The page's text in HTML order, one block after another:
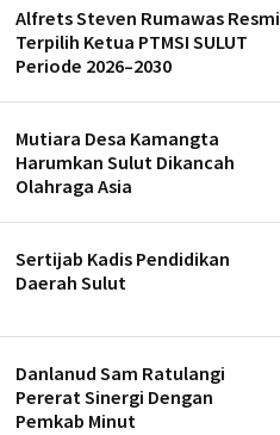
Alfrets Steven Rumawas Resmi
Terpilih Ketua PTMSI SULUT
Periode 2026–2030
Mutiara Desa Kamangta
Harumkan Sulut Dikancah
Olahraga Asia
Sertijab Kadis Pendidikan
Daerah Sulut
Danlanud Sam Ratulangi
Pererat Sinergi Dengan
Pemkab Minut